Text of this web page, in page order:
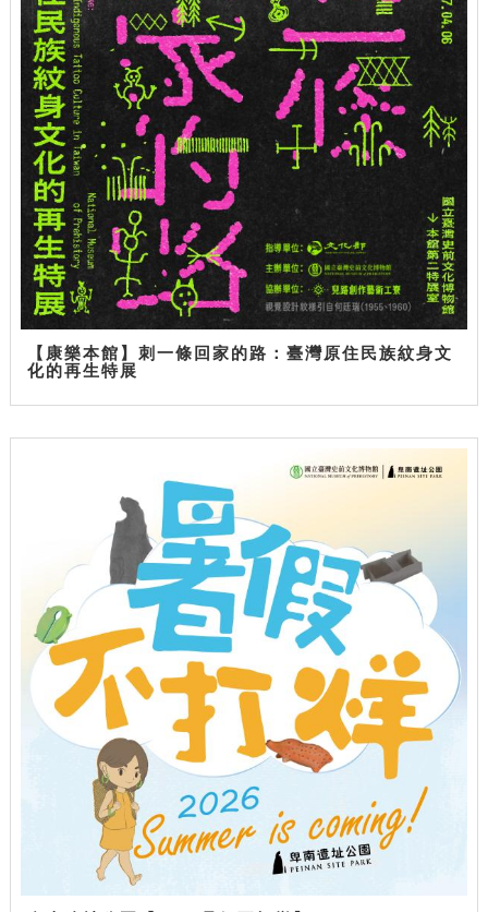
【康樂本館】刺一條回家的路：臺灣原住民族紋身文
化的再生特展